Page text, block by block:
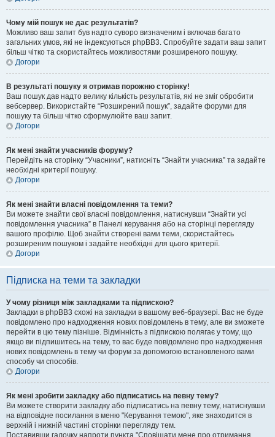
Чому мій пошук не дає результатів?
Можливо ваш запит був надто суворо визначеним і включав багато
загальних умов, які не індексуються phpBB3. Спробуйте задати ваш запит
більш чітко та скористайтесь можливостями розширеного пошуку.
Догори
В результаті пошуку я отримав порожню сторінку!
Ваш пошук дав надто велику кількість результатів, які не зміг обробити
вебсервер. Використайте “Розширений пошук”, задайте форуми для
пошуку та більш чітко сформулюйте ваш запит.
Догори
Як мені знайти учасників форуму?
Перейдіть на сторінку “Учасники”, натисніть “Знайти учасника” та задайте
необхідні критерії пошуку.
Догори
Як мені знайти власні повідомлення та теми?
Ви можете знайти свої власні повідомлення, натиснувши “Знайти усі
повідомлення учасника” в Панелі керування або на сторінці перегляду
вашого профілю. Щоб знайти створені вами теми, скористайтесь
розширеним пошуком і задайте необхідні для цього критерії.
Догори
Підписка на теми та закладки
У чому різниця між закладками та підпискою?
Закладки в phpBB3 схожі на закладки в вашому веб-браузері. Вас не буде
повідомлено про надходження нових повідомлень в тему, але ви зможете
перейти в цю тему пізніше. Відмінність з підпискою полягає у тому, що
якщо ви підпишитесь на тему, то вас буде повідомлено про надходження
нових повідомлень в тему чи форум за допомогою встановленого вами
способу чи способів.
Догори
Як мені зробити закладку або підписатись на певну тему?
Ви можете створити закладку або підписатись на певну тему, натиснувши
на відповідне посилання в меню "Керування темою", яке знаходится в
верхній і нижній частині сторінки перегляду тем.
Поставивши галочку напроти пункта "Сповіщати мене про отримання